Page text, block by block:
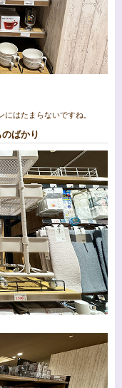
はたまらないですね。
ばかり